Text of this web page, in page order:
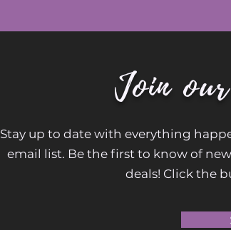
Join
Stay up to date with everything
email list. Be the first to know of
deals! Click the